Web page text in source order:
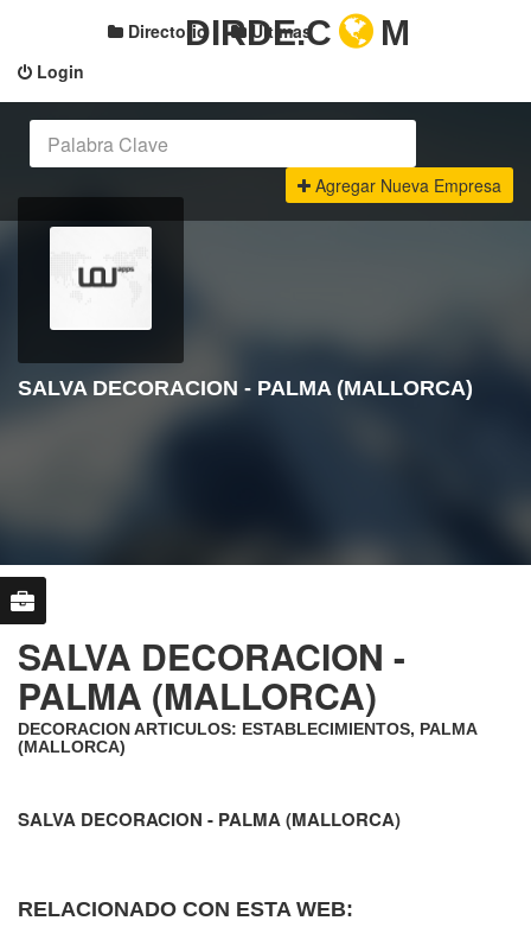
Login
Directorio Últimas
DIRDE.C M
Agregar Nueva Empresa
SALVA DECORACION - PALMA (MALLORCA)
SALVA DECORACION -
PALMA (MALLORCA)
DECORACION ARTICULOS: ESTABLECIMIENTOS, PALMA
(MALLORCA)
SALVA DECORACION - PALMA (MALLORCA)
RELACIONADO CON ESTA WEB: